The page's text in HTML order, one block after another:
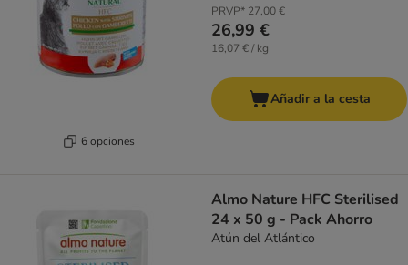
6 opciones
PRVP* 27,00 €
26,99 €
16,07 € / kg
Añadir a la cesta
Almo Nature HFC Sterilised
24 x 50 g - Pack Ahorro
Atún del Atlántico